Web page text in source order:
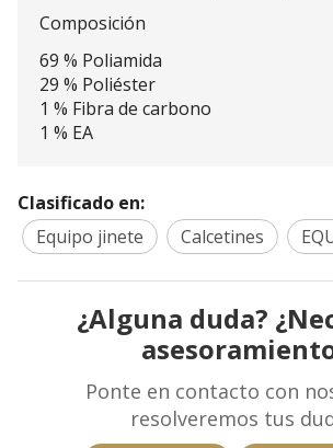
Composición
69 % Poliamida
29 % Poliéster
1 % Fibra de carbono
1 % EA
Clasificado en:
Equipo jinete
Calcetines
¿Alguna duda?
Ponte en contacto con
resolveremos tus